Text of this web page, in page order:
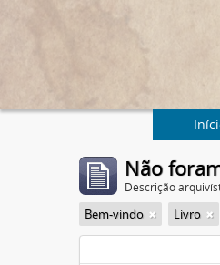
Não
Descrição
Bem-vindo Livro